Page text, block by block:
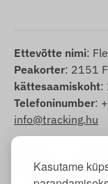
Kasutame
Ettevõtte nimi:
Peakorter: 2151
kättesaamiskoht:
Telefoninumber:
info@tracking.hu